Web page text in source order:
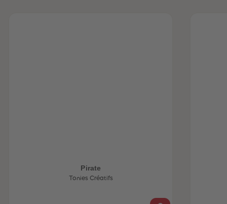
Pirate
Tonies Créatifs